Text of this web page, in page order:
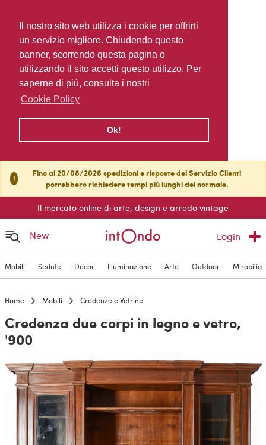
Il nostro sito web utilizza i cookie per offrirti
un servizio migliore. Chiudendo questo
banner, scorrendo questa pagina o
utilizzando il sito accetti questo utilizzo. Per
saperne di più, consulta i nostri
Cookie Policy
Ok!
!
Fino al 20/08/2026 spedizioni e risposte del Servizio Clienti
potrebbero richiedere tempi più lunghi del normale.
Il mercato online di arte, design e arredo vintage
New Login
Mobili Sedute Decor Illuminazione Arte Outdoor Mirabilia
Home Mobili Credenze e Vetrine
Credenza due corpi in legno e vetro,
'900